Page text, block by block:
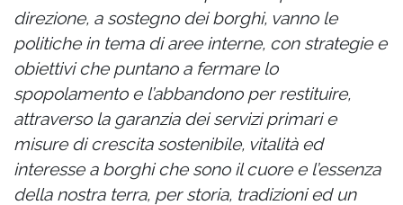
direzione, a sostegno dei borghi, vanno le
politiche in tema di aree interne, con strategie e
obiettivi che puntano a fermare lo
spopolamento e l’abbandono per restituire,
attraverso la garanzia dei servizi primari e
misure di crescita sostenibile, vitalità ed
interesse a borghi che sono il cuore e l’essenza
della nostra terra, per storia, tradizioni ed un